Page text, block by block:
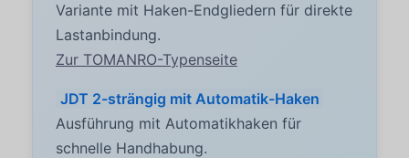
Variante mit Haken-Endgliedern für direkte
Lastanbindung.
Zur TOMANRO-Typenseite
JDT 2-strängig mit Automatik-Haken
Ausführung mit Automatikhaken für
schnelle Handhabung.